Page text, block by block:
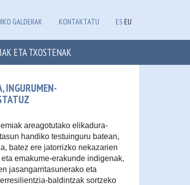
GALDERAK KONTAKTATU ES EU
ETA TXOSTENAK
INGURUMEN-
areagotutako elikadura-
handiko testuinguru batean,
batez ere jatorrizko nekazarien
emakume-erakunde indigenak,
jasangarritasunerako eta
baldintzak sortzeko